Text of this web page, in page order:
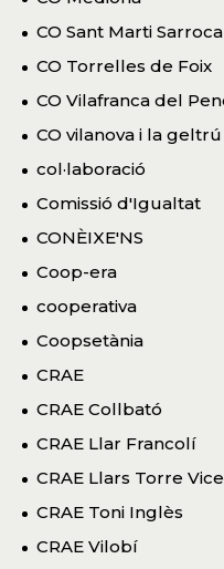
CO Sant Marti Sarroca
CO Torrelles de Foix
CO Vilafranca del
CO vilanova i la geltrú
col·laboració
Comissió d'Igualtat
CONÈIXE'NS
Coop-era
cooperativa
Coopsetània
CRAE
CRAE Collbató
CRAE Llar Francolí
CRAE Llars Torre
CRAE Toni Inglès
CRAE Vilobí